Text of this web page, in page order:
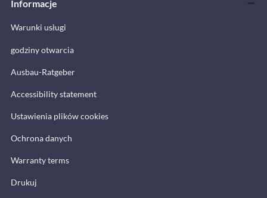
Informacje
Warunki usługi
godziny otwarcia
Ausbau-Ratgeber
Accessibility statement
Ustawienia plików cookies
Ochrona danych
Warranty terms
Drukuj